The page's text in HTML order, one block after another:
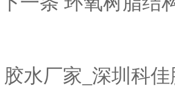
胶水厂家_深圳科